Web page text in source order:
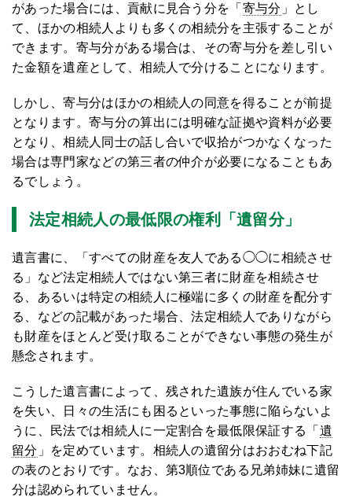
があった場合には、貢献に見合う分を「 寄与分 」とし
て、ほかの相続人よりも多くの相続分を主張することが
できます。寄与分がある場合は、その寄与分を差し引い
た金額を遺産として、相続人で分けることになります。
しかし、寄与分はほかの相続人の同意を得ることが前提
となります。寄与分の算出には明確な証拠や資料が必要
となり、相続人同士の話し合いで収拾がつかなくなった
場合は専門家などの第三者の仲介が必要になることもあ
るでしょう。
法定相続人の最低限の権利「遺留分」
遺言書に、「すべての財産を友人である◯◯に相続させ
る」など法定相続人ではない第三者に財産を相続させ
る、あるいは特定の相続人に極端に多くの財産を配分す
る、などの記載があった場合、法定相続人でありながら
も財産をほとんど受け取ることができない事態の発生が
懸念されます。
こうした遺言書によって、残された遺族が住んでいる家
を失い、日々の生活にも困るといった事態に陥らないよ
うに、民法では相続人に一定割合を最低限保証する「 遺
留分 」を定めています。相続人の遺留分はおおむね下記
の表のとおりです。なお、第3順位である兄弟姉妹に遺留
分は認められていません。